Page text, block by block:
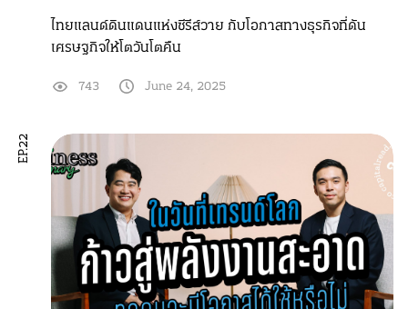
ไทยแลนด์ดินแดนแห่งซีรีส์วาย กับโอกาสทางธุรกิจที่ดัน
เศรษฐกิจให้โตวันโตคืน
743 June 24, 2025
EP.22